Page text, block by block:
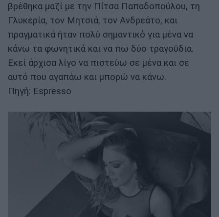
βρέθηκα μαζί με την Πίτσα Παπαδοπούλου, τη
Γλυκερία, τον Μητσιά, τον Ανδρεάτο, και
πραγματικά ήταν πολύ σημαντικό για μένα να
κάνω τα φωνητικά και να πω δύο τραγούδια.
Εκεί άρχισα λίγο να πιστεύω σε μένα και σε
αυτό που αγαπάω και μπορώ να κάνω.
Πηγή: Espresso